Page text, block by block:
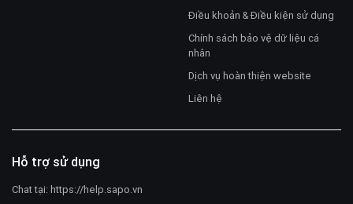
Điều khoản & Điều kiện sử dụng
Chính sách bảo vệ dữ liệu cá
nhân
Dịch vụ hoàn thiện website
Liên hệ
Hỗ trợ sử dụng
Chat tại:https://help.sapo.vn